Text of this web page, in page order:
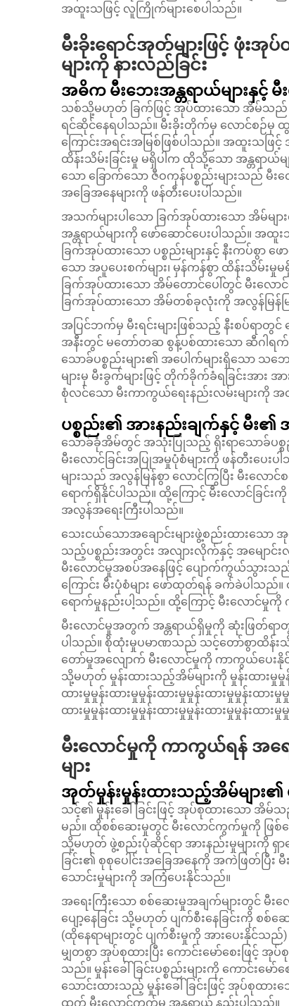
အထူးသဖြင့် လူကြိုက်များစေပါသည်။
မီးခိုးရောင်အုတ်များဖြင့် ဖုံးအု
များကို နားလည်ခြင်း
အဓိက မီးဘေးအန္တရာယ်များနှင့်
သစ်သို့မဟုတ် ခြက်ဖြင့် အုပ်ထားသော အိမ်သည် အတွ
ရင်ဆိုင်နေရပါသည်။ မီးခိုးတိုက်မှ လောင်စဉ်မှ ထွ
ကြောင်းအရင်းအမြစ်ဖြစ်ပါသည်။ အထူးသဖ
ထိန်းသိမ်းခြင်းမှု မရှိပါက ထိုသို့သော အန္တရာယ်မ
သော ခြောက်သော ဇီဝကုန်ပစ္စည်းများသည် မီး
အခြေအနေများကို ဖန်တီးပေးပါသည်။
အသက်များပါသော ခြက်အုပ်ထားသော အိမ်မျ
အန္တရာယ်များကို ဖော်ဆောင်ပေးပါသည်။ အထူ
ခြက်အုပ်ထားသော ပစ္စည်းများနှင့် နီးကပ်စွာ ဖ
သော အပူပေးစက်များ၊ မှန်ကန်စွာ ထိန်းသိမ်းမှု
ခြက်အုပ်ထားသော အိမ်တောင်ပေါ်တွင် မီးလောင်
ခြက်အုပ်ထားသော အိမ်တစ်ခုလုံးကို အလွန်မြန်မြ
အပြင်ဘက်မှ မီးရင်းများဖြစ်သည့် နီးစပ်ရာတွင်
အနီးတွင် မတော်တဆ စွန့်ပစ်ထားသော ဆီဂါရက်မ
သောခ်ပစ္စည်းများ၏ အပေါက်များရှိသော
များမှ မီးခွက်များဖြင့် တိုက်ခိုက်ခံရခြင်းအ
စုံလင်သော မီးကာကွယ်ရေးနည်းလမ်းများကို
ပစ္စည်း၏ အားနည်းချက်နှင့် မီး၏
သောခ်ခုံအိမ်တွင် အသုံးပြုသည့် ရိုးရာသောခ်ပစ္စ
မီးလောင်ခြင်းအပြုအမှုပုံစံများကို ဖန်တီးပေး
များသည် အလွန်မြန်စွာ လောင်ကြွပြီး မီးလောင်
ရောက်ရှိနိုင်ပါသည်။ ထို့ကြောင့် မီးလောင်ခြင်း
အလွန်အရေးကြီးပါသည်။
သေးငယ်သောအချောင်းများဖွဲ့စည်းထားသေ
သည့်ပစ္စည်းအတွင်း အလျားလိုက်နှင့် အမျောင်းလို
မီးလောင်မှုအစပ်အနေဖြင့် ပျောက်ကွယ်သွားသည်
ကြောင်း မီးပုံစံများ ဖော်ထုတ်ရန် ခက်ခဲပါသည်
ရောက်မှုနည်းပါ့သည်။ ထို့ကြောင့် မီးလောင်မှု
မီးလောင်မှုအတွက် အန္တရာယ်ရှိမှုကို ဆုံးဖြတ်ရ
ပါသည်။ စိုထုံးမှုပမာဏသည် သင့်တော်စွာထိန်း
တော်မှုအလျောက် မီးလောင်မှုကို ကာကွယ်ပေး
သို့မဟုတ် မှုန်းထားသည့်အိမ်များကို မှုန်းထားမှုမှုန်း
ထားမှုမှုန်းထားမှုမှုန်းထားမှုမှုန်းထားမှုမှုန်းထားမှု
ထားမှုမှုန်းထားမှုမှုန်းထားမှုမှုန်းထားမှုမှုန်းထားမှု
မီးလောင်မှုကို ကာကွယ်ရန် အရ
များ
အုတ်မှုန်းမှုန်းထားသည့်အိမ်များ
သင့်၏ မှုန်းခေါ်ခြင်းဖြင့် အုပ်စုထားသော အိ
မည်။ ထိုစစ်ဆေးမှုတွင် မီးလောင်ကွက်မှုကို ဖြစ်စေနို
သို့မဟုတ် ဖွဲ့စည်းပုံဆိုင်ရာ အားနည်းမှုများကို ရှာ
ခြင်း၏ စုစုပေါင်းအခြေအနေကို အကဲဖြတ်ပြီ
သောင်းမှုများကို အကြံပေးနိုင်သည်။
အရေးကြီးသော စစ်ဆေးမှုအချက်များတွင် မီး
ပျော့နေခြင်း သို့မဟုတ် ပျက်စီးနေခြင်းကို စစ်ဆ
(ထိုနေရာများတွင် ပျက်စီးမှုကို အားပေးနိုင်သည်
မျှတစွာ အုပ်စုထားပြီး ကောင်းမော်စေးဖြင့်
သည်။ မှုန်းခေါ်ခြင်းပစ္စည်းများကို ကောင်းမော်
သောင်းထားသည့် မှုန်းခေါ်ခြင်းဖြင့် အုပ်စုထား
ထက် မီးလောင်ကွက်မှု အန္တရာယ် နည်းပါသည်။